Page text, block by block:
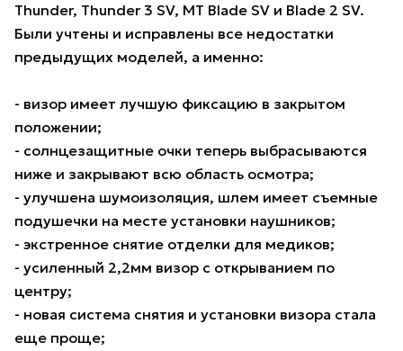
Thunder, Thunder 3 SV, MT Blade SV и Blade 2 SV.
Были учтены и исправлены все недостатки
предыдущих моделей, а именно:
- визор имеет лучшую фиксацию в закрытом
положении;
- солнцезащитные очки теперь выбрасываются
ниже и закрывают всю область осмотра;
- улучшена шумоизоляция, шлем имеет съемные
подушечки на месте установки наушников;
- экстренное снятие отделки для медиков;
- усиленный 2,2мм визор с открыванием по
центру;
- новая система снятия и установки визора стала
еще проще;